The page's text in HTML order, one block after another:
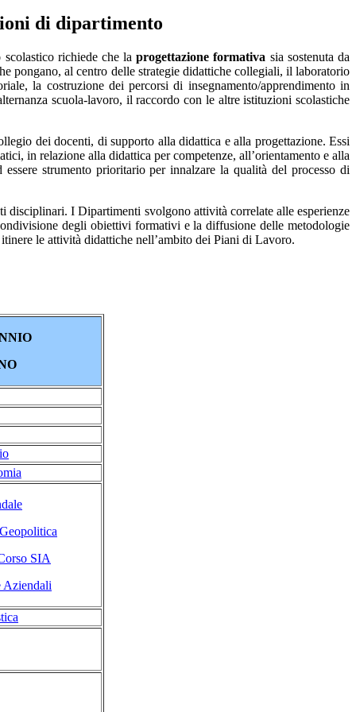
di dipartimento
richiede che la progettazione formativa sia sostenuta da
pongano, al centro delle strategie didattiche collegiali, il laboratorio
la costruzione dei percorsi di insegnamento/apprendimento in
scuola-lavoro, il raccordo con le altre istituzioni scolastiche
dei docenti, di supporto alla didattica e alla progettazione. Essi
in relazione alla didattica per competenze, all’orientamento e alla
strumento prioritario per innalzare la qualità del processo di
I Dipartimenti svolgono attività correlate alle esperienze
degli obiettivi formativi e la diffusione delle metodologie
le attività didattiche nell’ambito dei Piani di Lavoro.
SIA
Aziendali